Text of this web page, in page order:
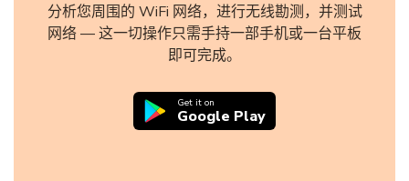
分析您周围的 WiFi 网络，进行无线勘测，并测试
网络 — 这一切操作只需手持一部手机或一台平板
即可完成。
Get it on
Google Play